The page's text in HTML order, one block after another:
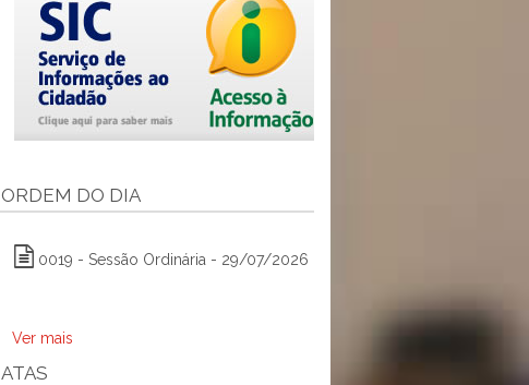
ORDEM DO DIA
0019 - Sessão Ordinária - 29/07/2026
Ver mais
ATAS